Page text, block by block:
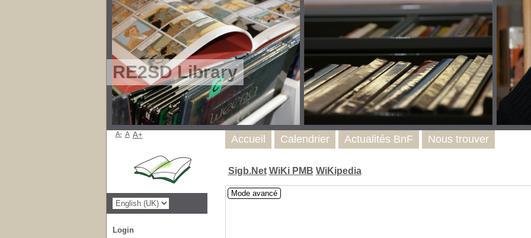
RE2SD Library
Sigb.Net WiKi PMB WiKipedia
Mode avancé
Accueil Calendrier Actualités BnF Nous trouver
A- A A+
Login